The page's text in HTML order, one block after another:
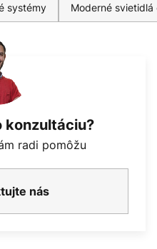
systémy Moderné
konzultáciu?
radi pomôžu
nás